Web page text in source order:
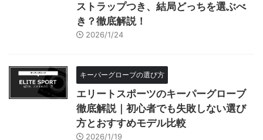
ストラップつき、結局どっちを選ぶべ
き？徹底解説！
2026/1/24
キーパーグローブの選び方
エリートスポーツのキーパーグローブ
徹底解説｜初心者でも失敗しない選び
方とおすすめモデル比較
2026/1/19